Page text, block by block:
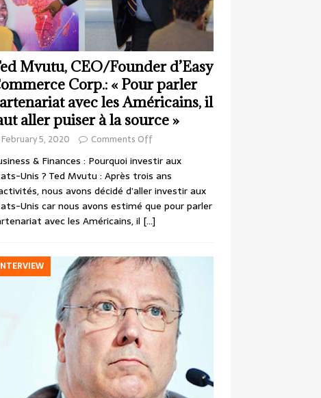
Mvutu, CEO/Founder d’Easy
Corp.: « Pour parler
avec les Américains, il
aller puiser à la source »
February 5, 2020 Comments Off
& Finances : Pourquoi investir aux
Unis ? Ted Mvutu : Après trois ans
nous avons décidé d’aller investir aux
Unis car nous avons estimé que pour parler
avec les Américains, il […]